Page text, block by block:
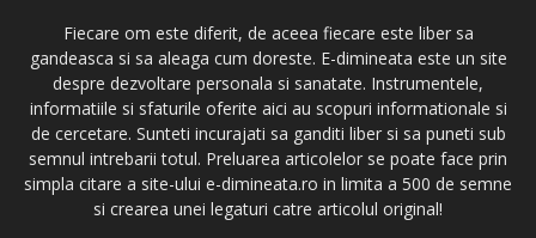
Fiecare om este diferit, de aceea fiecare este liber sa
gandeasca si sa aleaga cum doreste. E-dimineata este un site
despre dezvoltare personala si sanatate. Instrumentele,
informatiile si sfaturile oferite aici au scopuri informationale si
de cercetare. Sunteti incurajati sa ganditi liber si sa puneti sub
semnul intrebarii totul. Preluarea articolelor se poate face prin
simpla citare a site-ului e-dimineata.ro in limita a 500 de semne
si crearea unei legaturi catre articolul original!